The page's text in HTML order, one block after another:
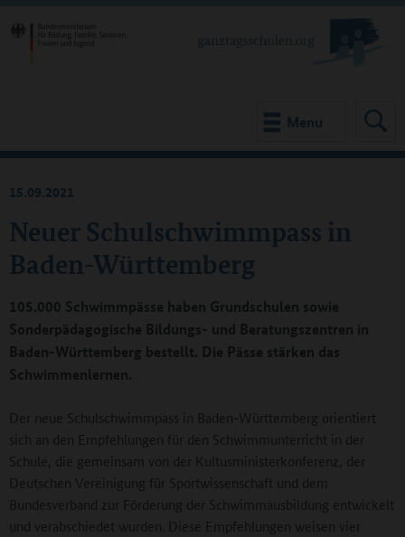
Menu
Neuer Schulschwimmpass in
Baden-Württemberg
15.09.2021
105.000 Schwimmpässe haben Grundschulen sowie
Sonderpädagogische Bildungs- und Beratungszentren in
Baden-Württemberg bestellt. Die Pässe stärken das
Schwimmenlernen.
Der neue Schulschwimmpass in Baden-Württemberg orientiert
sich an den Empfehlungen für den Schwimmunterricht in der
Schule, die gemeinsam von der Kultusministerkonferenz, der
Deutschen Vereinigung für Sportwissenschaft und dem
Bundesverband zur Förderung der Schwimmausbildung entwickelt
und verabschiedet wurden. Diese Empfehlungen weisen vier